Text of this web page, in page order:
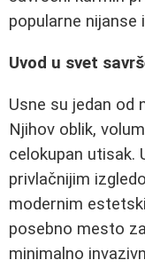
popularne nijanse
Uvod u svet
Usne su jedan od
Njihov oblik,
celokupan utisak.
privlačnijim
modernim
posebno mesto
minimalno